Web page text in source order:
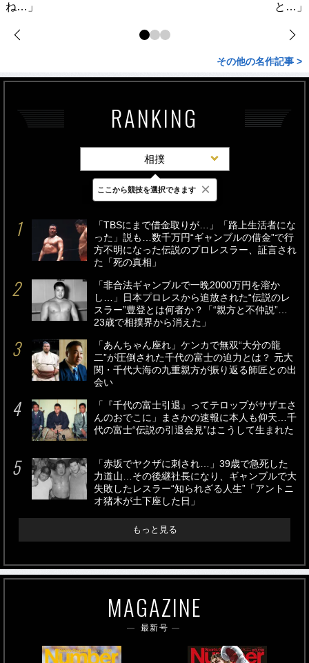
ね…」
と…」
その他の名作記事 >
RANKING
相撲
最新 24時間 週間
「TBSにまで借金取りが…」「路上生活者にな
った」説も…数千万円“ギャンブルの借金”で行
方不明になった伝説のプロレスラー、証言され
た「死の真相」
「非合法ギャンブルで一晩2000万円を溶か
し…」日本プロレスから追放された“伝説のレ
スラー”豊登とは何者か？「“親方と不仲説”…
23歳で相撲界から消えた」
「あんちゃん座れ」ケンカで無双“大分の龍
二”が圧倒された千代の富士の迫力とは？ 元大
関・千代大海の九重親方が振り返る師匠との出
会い
「『千代の富士引退』ってテロップがサザエさ
んのおでこに」まさかの速報に本人も仰天…千
代の富士“伝説の引退会見”はこうして生まれた
「赤坂でヤクザに刺され…」39歳で急死した
力道山…その後継社長になり、ギャンブルで大
失敗したレスラー“知られざる人生”「アントニ
オ猪木が土下座した日」
もっと見る
MAGAZINE
最新号
ここから競技を選択できます ×